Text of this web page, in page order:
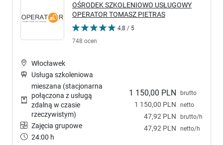
OŚRODEK SZKOLENIOWO USŁUGOWY
OPERATOR TOMASZ PIETRAS
4,8 / 5
748 ocen
1 150,00 PLN brutto
1 150,00 PLN netto
47,92 PLN brutto/h
47,92 PLN netto/h
Włocławek
Usługa szkoleniowa
mieszana (stacjonarna
połączona z usługą
zdalną w czasie
rzeczywistym)
Zajęcia grupowe
24:00 h